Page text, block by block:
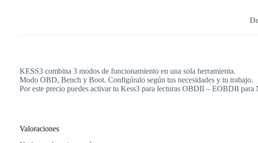
KESS3 combina 3 modos de funcionamiento en una sola herramienta.
Modo OBD, Bench y Boot. Configúralo según tus necesidades y tu trabajo.
Por este precio puedes activar tu Kess3 para lecturas OBDII – EOBDII para
Valoraciones